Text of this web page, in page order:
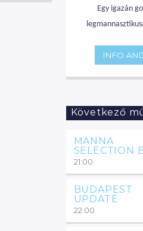
Egy igazán
INFO
Következő
MANNA
SELECTION
21:00
BUDAPEST
UPDATE
22:00